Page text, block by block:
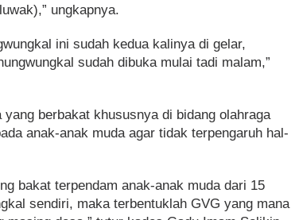
ungkapnya.
ini sudah kedua kalinya di gelar,
sudah dibuka mulai tadi malam,”
berbakat khususnya di bidang olahraga
anak-anak muda agar tidak terpengaruh hal-
bakat terpendam anak-anak muda dari 15
sendiri, maka terbentuklah GVG yang mana